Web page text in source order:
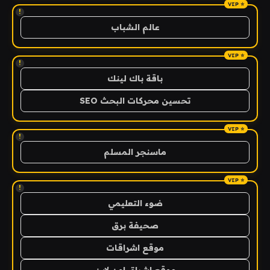
!
عالم الشباب
!
باقة باك لينك
تحسين محركات البحث SEO
!
ماسنجر المسلم
!
ضوء التعليمي
صحيفة برق
موقع اشراقات